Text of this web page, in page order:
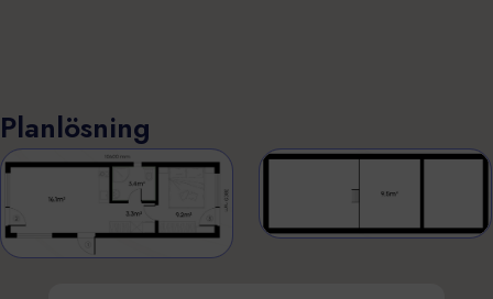
Planlösning